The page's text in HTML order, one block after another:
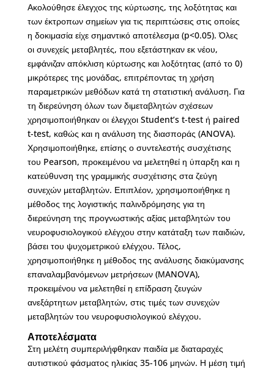
Ακολούθησε έλεγχος της κύρτωσης, της λοξότητας και
των έκτροπων σημείων για τις περιπτώσεις στις οποίες
η δοκιμασία είχε σημαντικό αποτέλεσμα (p<0.05). Όλες
οι συνεχείς μεταβλητές, που εξετάστηκαν εκ νέου,
εμφάνιζαν απόκλιση κύρτωσης και λοξότητας (από το 0)
μικρότερες της μονάδας, επιτρέποντας τη χρήση
παραμετρικών μεθόδων κατά τη στατιστική ανάλυση. Για
τη διερεύνηση όλων των διμεταβλητών σχέσεων
χρησιμοποιήθηκαν οι έλεγχοι Student’s t-test ή paired
t-test, καθώς και η ανάλυση της διασποράς (ANOVA).
Χρησιμοποιήθηκε, επίσης ο συντελεστής συσχέτισης
του Pearson, προκειμένου να μελετηθεί η ύπαρξη και η
κατεύθυνση της γραμμικής συσχέτισης στα ζεύγη
συνεχών μεταβλητών. Επιπλέον, χρησιμοποιήθηκε η
μέθοδος της λογιστικής παλινδρόμησης για τη
διερεύνηση της προγνωστικής αξίας μεταβλητών του
νευροφυσιολογικού ελέγχου στην κατάταξη των παιδιών,
βάσει του ψυχομετρικού ελέγχου. Τέλος,
χρησιμοποιήθηκε η μέθοδος της ανάλυσης διακύμανσης
επαναλαμβανόμενων μετρήσεων (ΜANOVA),
προκειμένου να μελετηθεί η επίδραση ζευγών
ανεξάρτητων μεταβλητών, στις τιμές των συνεχών
μεταβλητών του νευροφυσιολογικού ελέγχου.
Αποτελέσματα
Στη μελέτη συμπεριλήφθηκαν παιδία με διαταραχές
αυτιστικού φάσματος ηλικίας 35-106 μηνών. Η μέση τιμή